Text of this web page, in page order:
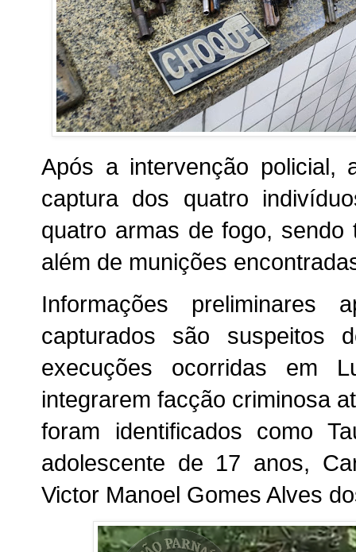
Após a intervenção policial,
captura dos quatro
quatro armas de fogo,
além de munições
Informações preliminares
capturados são suspeitos
execuções ocorridas em
integrarem facção criminosa
foram identificados como
adolescente de 17 anos,
Victor Manoel Gomes Alves